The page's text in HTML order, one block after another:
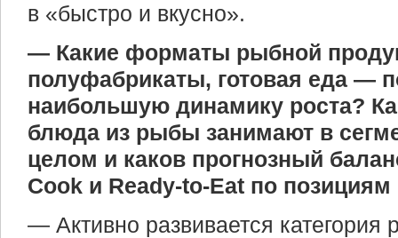
в «быстро и вкусно».
— Какие форматы рыбной
полуфабрикаты, готовая еда —
наибольшую динамику роста?
блюда из рыбы занимают в
целом и каков прогнозный
Cook и Ready-to-Eat по
— Активно развивается категория